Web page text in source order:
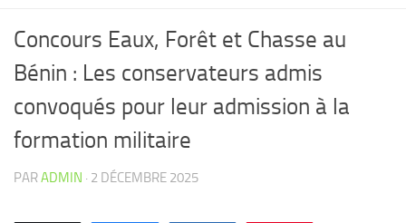
Concours Eaux, Forêt et Chasse au
Bénin : Les conservateurs admis
convoqués pour leur admission à la
formation militaire
PARADMIN · 2 DÉCEMBRE 2025